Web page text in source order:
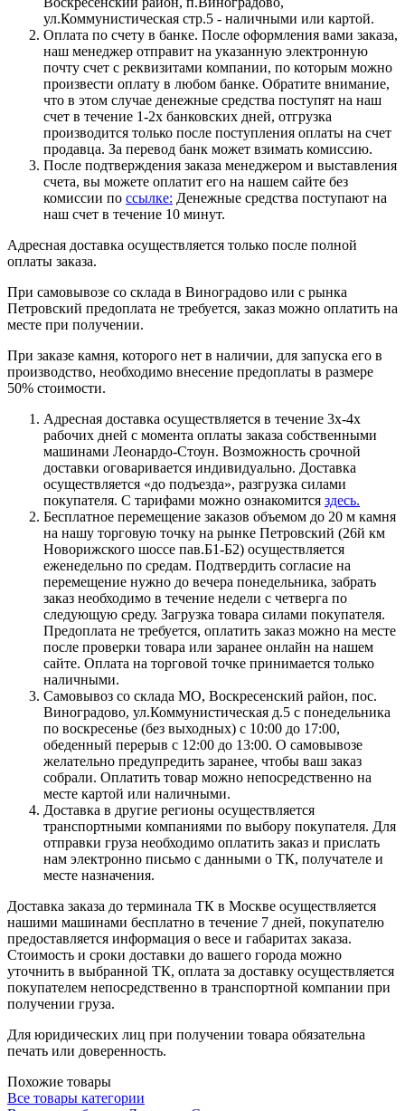
ул.Коммунистическая стр.5 - наличными или картой.
Оплата по счету в банке. После оформления вами заказа,
наш менеджер отправит на указанную электронную
почту счет с реквизитами компании, по которым можно
произвести оплату в любом банке. Обратите внимание,
что в этом случае денежные средства поступят на наш
счет в течение 1-2х банковских дней, отгрузка
производится только после поступления оплаты на счет
продавца. За перевод банк может взимать комиссию.
После подтверждения заказа менеджером и выставления
счета, вы можете оплатит его на нашем сайте без
комиссии по ссылке: Денежные средства поступают на
наш счет в течение 10 минут.
Адресная доставка осуществляется только после полной
оплаты заказа.
При самовывозе со склада в Виноградово или с рынка
Петровский предоплата не требуется, заказ можно оплатить на
месте при получении.
При заказе камня, которого нет в наличии, для запуска его в
производство, необходимо внесение предоплаты в размере
50% стоимости.
Адресная доставка осуществляется в течение 3х-4х
рабочих дней с момента оплаты заказа собственными
машинами Леонардо-Стоун. Возможность срочной
доставки оговаривается индивидуально. Доставка
осуществляется «до подъезда», разгрузка силами
покупателя. С тарифами можно ознакомится здесь.
Бесплатное перемещение заказов объемом до 20 м камня
на нашу торговую точку на рынке Петровский (26й км
Новорижского шоссе пав.Б1-Б2) осуществляется
еженедельно по средам. Подтвердить согласие на
перемещение нужно до вечера понедельника, забрать
заказ необходимо в течение недели с четверга по
следующую среду. Загрузка товара силами покупателя.
Предоплата не требуется, оплатить заказ можно на месте
после проверки товара или заранее онлайн на нашем
сайте. Оплата на торговой точке принимается только
наличными.
Самовывоз со склада МО, Воскресенский район, пос.
Виноградово, ул.Коммунистическая д.5 с понедельника
по воскресенье (без выходных) с 10:00 до 17:00,
обеденный перерыв с 12:00 до 13:00. О самовывозе
желательно предупредить заранее, чтобы ваш заказ
собрали. Оплатить товар можно непосредственно на
месте картой или наличными.
Доставка в другие регионы осуществляется
транспортными компаниями по выбору покупателя. Для
отправки груза необходимо оплатить заказ и прислать
нам электронно письмо с данными о ТК, получателе и
месте назначения.
Доставка заказа до терминала ТК в Москве осуществляется
нашими машинами бесплатно в течение 7 дней, покупателю
предоставляется информация о весе и габаритах заказа.
Стоимость и сроки доставки до вашего города можно
уточнить в выбранной ТК, оплата за доставку осуществляется
покупателем непосредственно в транспортной компании при
получении груза.
Для юридических лиц при получении товара обязательна
печать или доверенность.
Похожие товары
Все товары категории